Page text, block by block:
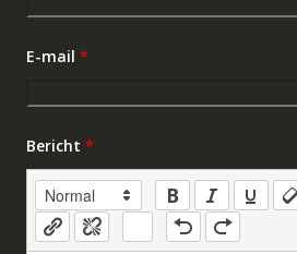
E-mail *
Bericht *